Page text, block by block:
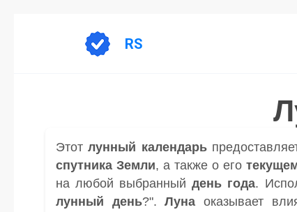
RS
Этотлунный календарь
спутника Земли, а также о его
на любой выбранныйдень года.
лунный день?".Луна оказывает